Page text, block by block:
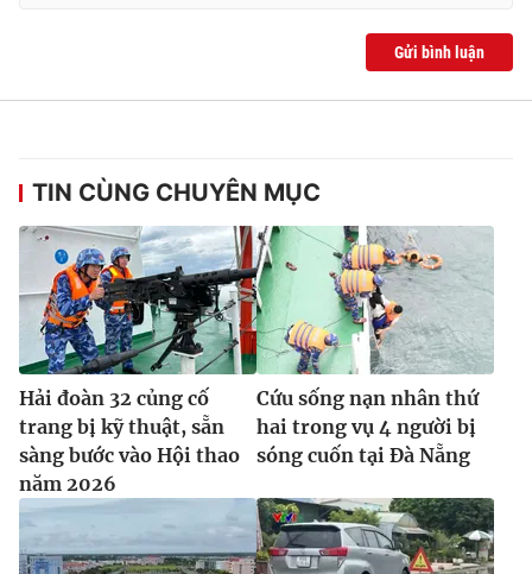
Gửi bình luận
TIN CÙNG CHUYÊN MỤC
Hải đoàn 32 củng cố
trang bị kỹ thuật, sẵn
sàng bước vào Hội thao
năm 2026
Cứu sống nạn nhân thứ
hai trong vụ 4 người bị
sóng cuốn tại Đà Nẵng